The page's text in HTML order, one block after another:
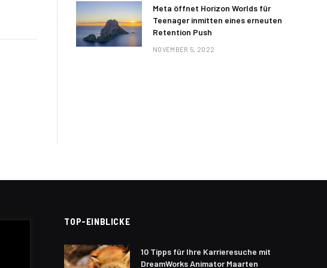
Meta öffnet Horizon Worlds für
Teenager inmitten eines erneuten
Retention Push
NOVEMBER 5, 2022
TOP-EINBLICKE
10 Tipps für Ihre Karrieresuche mit
DreamWorks Animator Maarten